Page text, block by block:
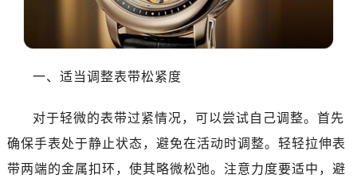
一、适当调整表带松紧度
对于轻微的表带过紧情况，可以尝试自己调整。首先
确保手表处于静止状态，避免在活动时调整。轻轻拉伸表
带两端的金属扣环，使其略微松弛。注意力度要适中，避